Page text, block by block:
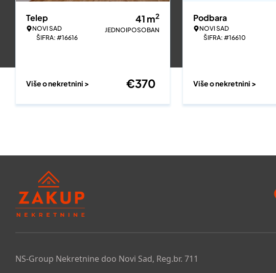
Telep
NOVI SAD
ŠIFRA: #16616
41 m2
JEDNOIPOSOBAN
Više o nekretnini > €370
Podbara
NOVI SAD
ŠIFRA: #16610
Više o nekretnini >
NS-Group Nekretnine doo Novi Sad, Reg.br. 711